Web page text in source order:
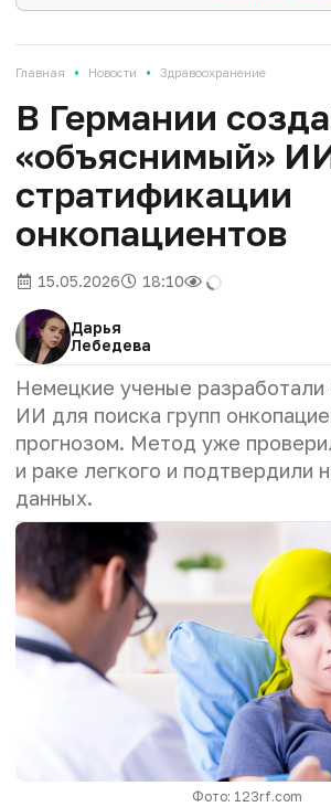
Главная • Новости • Здравоохранение
В Германии
«объяснимый»
стратификации
онкопациентов
15.05.2026 18:10
Дарья
Лебедева
Немецкие ученые разработали
ИИ для поиска групп
прогнозом. Метод уже
и раке легкого и подтвердили
данных.
Фото: 123rf.com